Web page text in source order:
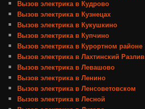
Вызов электрика в Кудрово
Вызов электрика в Кузнецах
Вызов электрика в Кукушкино
Вызов электрика в Купчино
Вызов электрика в Курортном районе
Вызов электрика в Лахтинский Разлив
Вызов электрика в Левашово
Вызов электрика в Ленино
Вызов электрика в Ленсоветовском
Вызов электрика в Лесной